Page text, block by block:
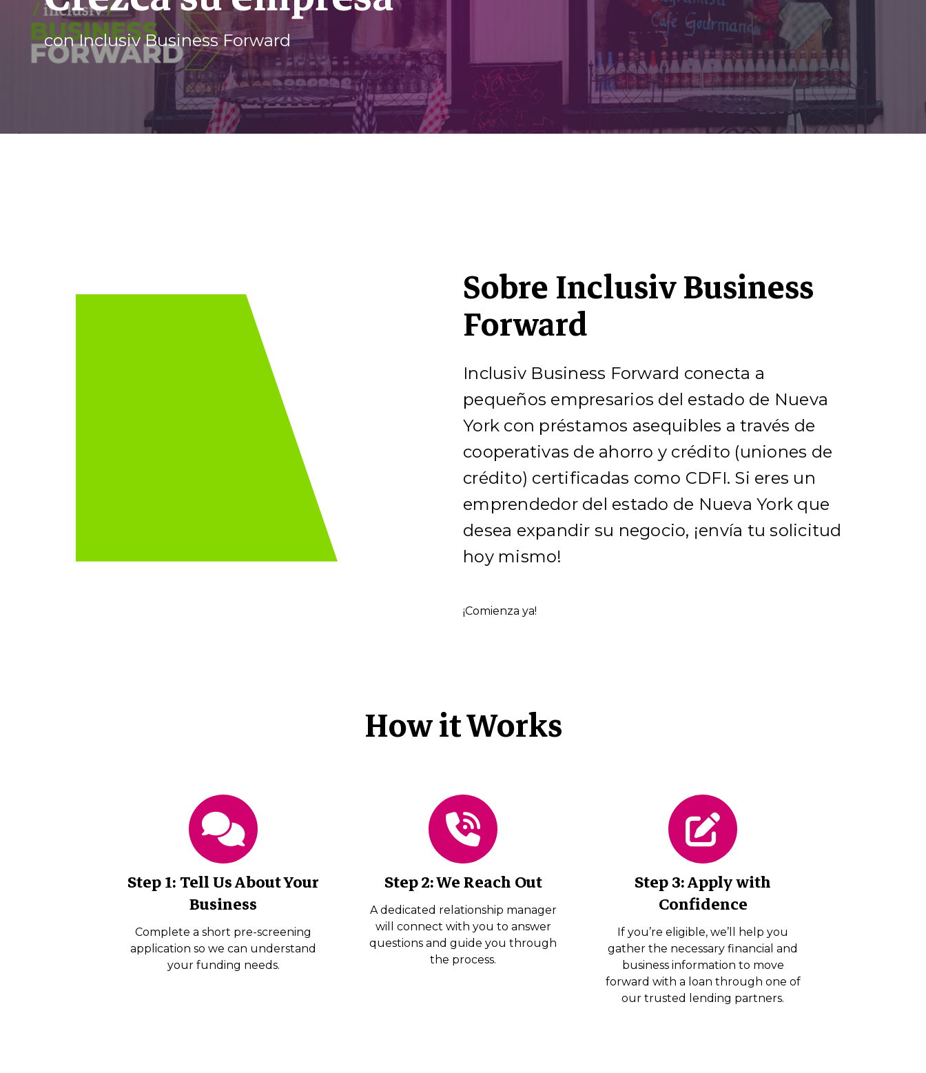
con Inclusiv Business Forward
Sobre Inclusiv Business
Forward
Inclusiv Business Forward conecta a
pequeños empresarios del estado de Nueva
York con préstamos asequibles a través de
cooperativas de ahorro y crédito (uniones de
crédito) certificadas como CDFI. Si eres un
emprendedor del estado de Nueva York que
desea expandir su negocio, ¡envía tu solicitud
hoy mismo!
¡Comienza ya!
How it Works
Step 1: Tell Us About Your
Business
Complete a short pre-screening
application so we can understand
your funding needs.
Step 2: We Reach Out
A dedicated relationship manager
will connect with you to answer
questions and guide you through
the process.
Step 3: Apply with
Confidence
If you’re eligible, we’ll help you
gather the necessary financial and
business information to move
forward with a loan through one of
our trusted lending partners.